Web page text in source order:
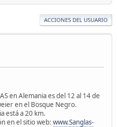
ACCIONES DEL USUARIO
en Alemania es del 12 al 14 de
en el Bosque Negro.
está a 20 km.
en el sitio web: www.Sanglas-